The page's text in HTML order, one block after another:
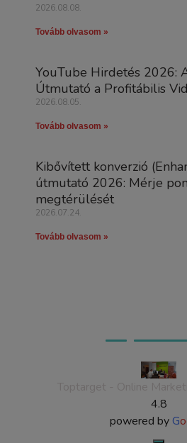
2026.08.08.
Tovább olvasom »
YouTube Hirdetés 2026:
Útmutató a Profitábilis
2026.08.05.
Tovább olvasom »
Kibővített konverzió
útmutató 2026: Mérje
megtérülését
2026.07.24.
Tovább olvasom »
4.8
powered by Go